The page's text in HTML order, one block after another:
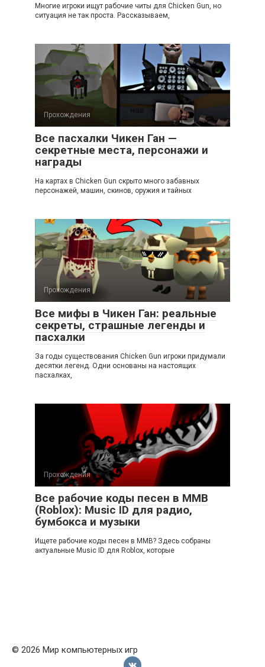
Многие игроки ищут рабочие читы для Chicken Gun, но
ситуация не так проста. Рассказываем,
Прохождения
Все пасхалки Чикен Ган —
секретные места, персонажи и
награды
На картах в Chicken Gun скрыто много забавных
персонажей, машин, скинов, оружия и тайных
Прохождения
Все мифы в Чикен Ган: реальные
секреты, страшные легенды и
пасхалки
За годы существования Chicken Gun игроки придумали
десятки легенд. Одни основаны на настоящих
пасхалках,
Прохождения
Все рабочие коды песен в ММВ
(Roblox): Music ID для радио,
бумбокса и музыки
Ищете рабочие коды песен в ММВ? Здесь собраны
актуальные Music ID для Roblox, которые
© 2026 Мир компьютерных игр